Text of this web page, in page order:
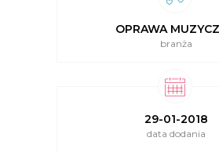
OPRAWA
branża
29-01-2018
data dodania